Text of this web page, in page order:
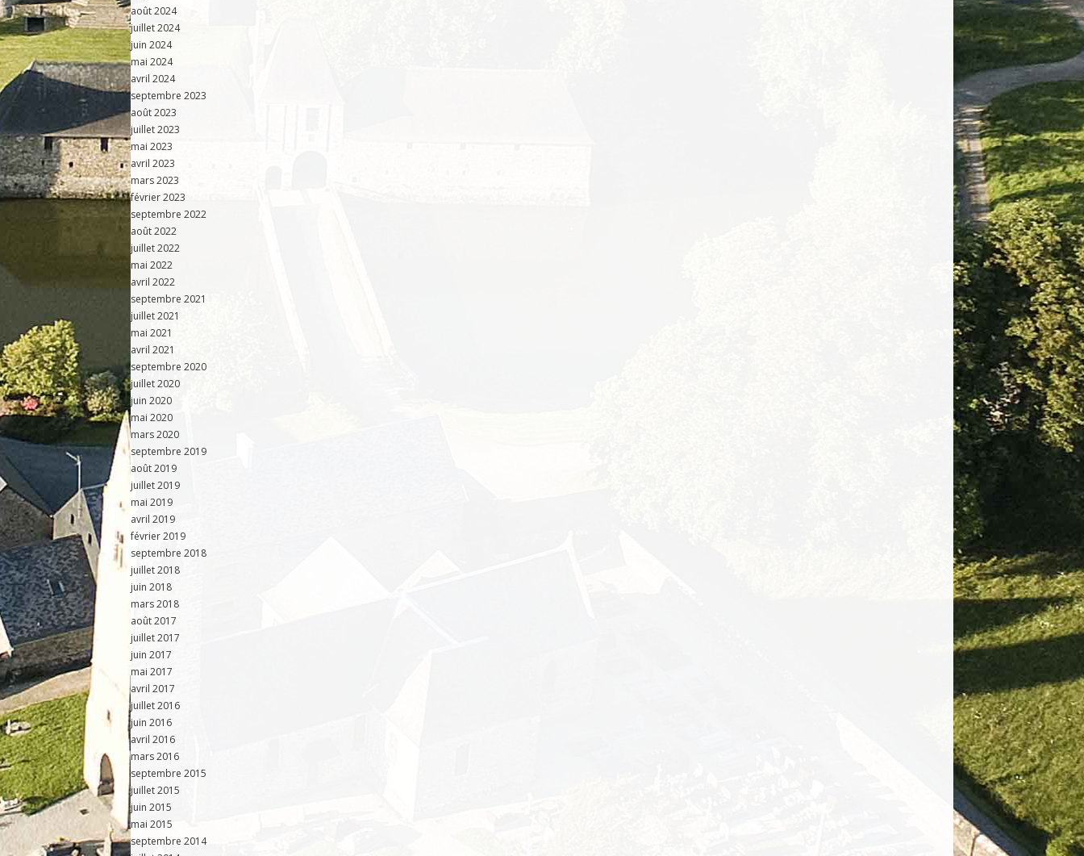
août 2024
juillet 2024
juin 2024
mai 2024
avril 2024
septembre 2023
août 2023
juillet 2023
mai 2023
avril 2023
mars 2023
février 2023
septembre 2022
août 2022
juillet 2022
mai 2022
avril 2022
septembre 2021
juillet 2021
mai 2021
avril 2021
septembre 2020
juillet 2020
juin 2020
mai 2020
mars 2020
septembre 2019
août 2019
juillet 2019
mai 2019
avril 2019
février 2019
septembre 2018
juillet 2018
juin 2018
mars 2018
août 2017
juillet 2017
juin 2017
mai 2017
avril 2017
juillet 2016
juin 2016
avril 2016
mars 2016
septembre 2015
juillet 2015
juin 2015
mai 2015
septembre 2014